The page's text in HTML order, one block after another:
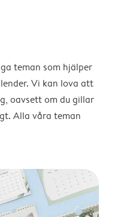
teman som hjälper
Vi kan lova att
oavsett om du gillar
Alla våra teman